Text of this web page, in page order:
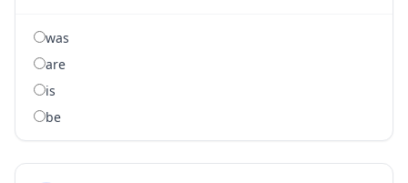
was
are
is
be